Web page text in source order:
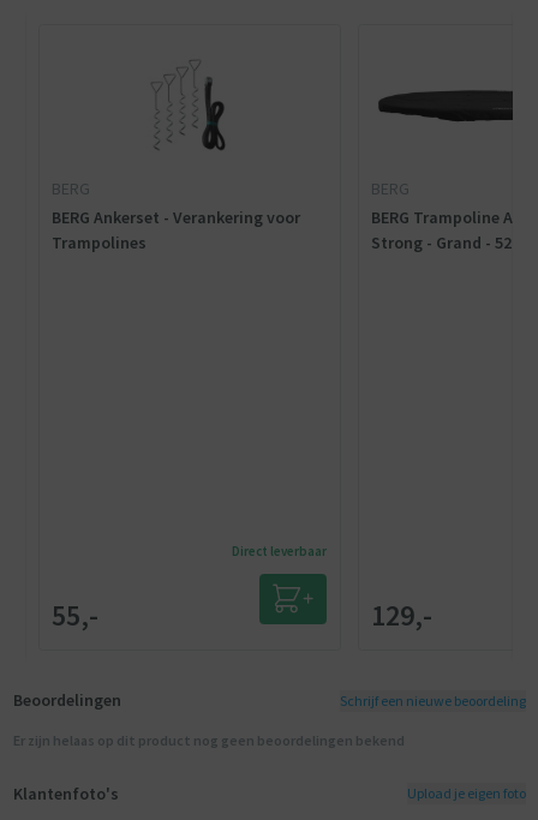
BERG
BERG Ankerset - Verankering voor
Trampolines
55,-
Direct leverbaar
BERG
BERG Trampoline
Strong - Grand - 520
129,-
Beoordelingen Schrijf een nieuwe beoordeling
Er zijn helaas op dit product nog geen beoordelingen bekend
Klantenfoto's Upload je eigen foto